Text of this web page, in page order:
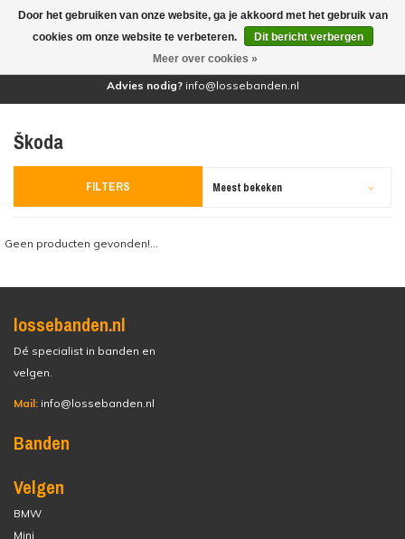
(0)
Advies nodig? info@lossebanden.nl
Škoda
FILTERS Meest bekeken
Geen producten gevonden!...
lossebanden.nl
Dé specialist in banden en
velgen.
Mail: info@lossebanden.nl
Banden
Velgen
BMW
Mini
Door het gebruiken van onze website, ga je akkoord met het gebruik van
cookies om onze website te verbeteren.
Dit bericht verbergen
Meer over cookies »